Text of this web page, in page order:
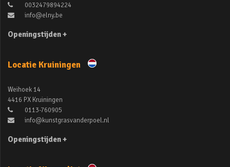
0032479894224
info@elny.be
Openingstijden +
Locatie Kruiningen
Weihoek 14
4416 PX Kruiningen
0113-760905
info@kunstgrasvanderpoel.nl
Openingstijden +